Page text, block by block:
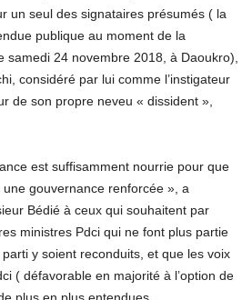
un seul des signataires présumés ( la
publique au moment de la
samedi 24 novembre 2018, à Daoukro),
considéré par lui comme l’instigateur
de son propre neveu « dissident »,
est suffisamment nourrie pour que
une gouvernance renforcée », a
Bédié à ceux qui souhaitent par
ministres Pdci qui ne font plus partie
y soient reconduits, et que les voix
( défavorable en majorité à l’option de